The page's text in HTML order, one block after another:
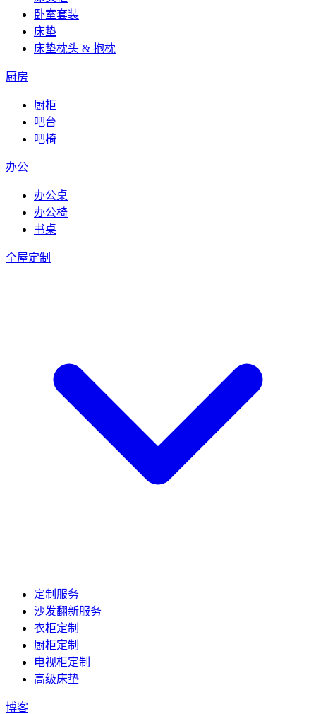
卧室套装
床垫
床垫枕头 & 抱枕
厨房
厨柜
吧台
吧椅
办公
办公桌
办公椅
书桌
全屋定制
定制服务
沙发翻新服务
衣柜定制
厨柜定制
电视柜定制
高级床垫
博客